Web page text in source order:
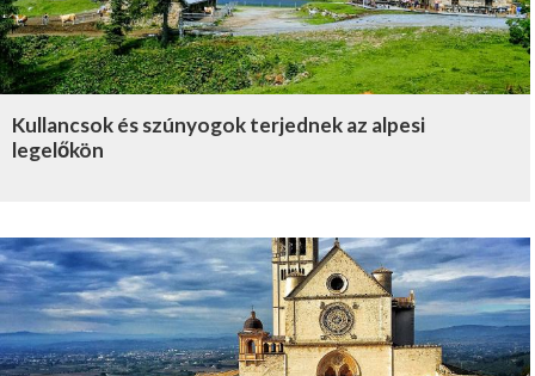
Kullancsok és szúnyogok terjednek az alpesi
legelőkön